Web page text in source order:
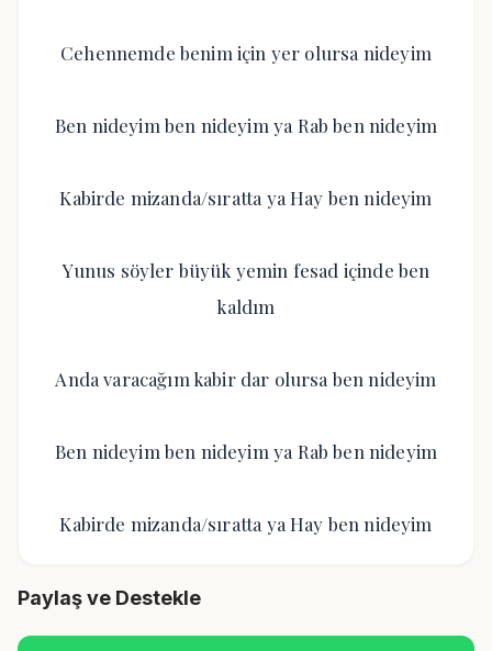
Cehennemde benim için yer olursa nideyim
Ben nideyim ben nideyim ya Rab ben nideyim
Kabirde mizanda/sıratta ya Hay ben nideyim
Yunus söyler büyük yemin fesad içinde ben
kaldım
Anda varacağım kabir dar olursa ben nideyim
Ben nideyim ben nideyim ya Rab ben nideyim
Kabirde mizanda/sıratta ya Hay ben nideyim
Paylaş ve Destekle